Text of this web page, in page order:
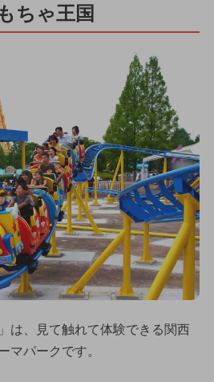
ちゃ王国
は、見て触れて体験できる関西
マパークです。